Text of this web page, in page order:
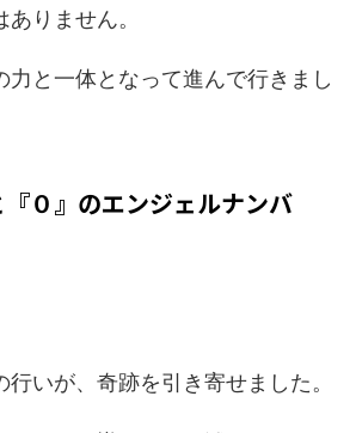
りません。
力と一体となって進んで行きまし
『０』のエンジェルナンバ
いが、奇跡を引き寄せました。